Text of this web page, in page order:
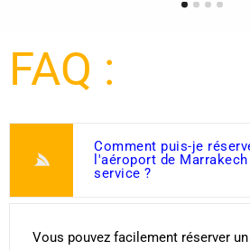
FAQ :
Comment puis-je
l'aéroport de
service ?
Vous pouvez facilement réserver